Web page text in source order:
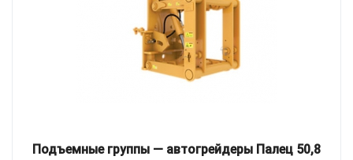
Подъемные группы — автогрейдеры Палец 50,8